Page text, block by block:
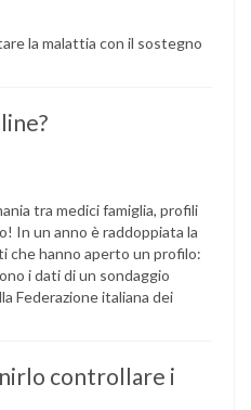
la malattia con il sostegno
tra medici famiglia, profili
In un anno è raddoppiata la
che hanno aperto un profilo:
i dati di un sondaggio
Federazione italiana dei
controllare i